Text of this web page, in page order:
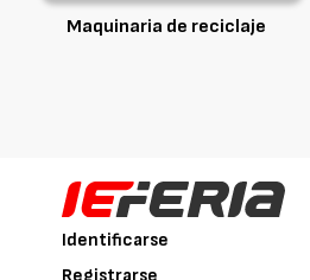
Maquinaria de reciclaje
Identificarse
Registrarse